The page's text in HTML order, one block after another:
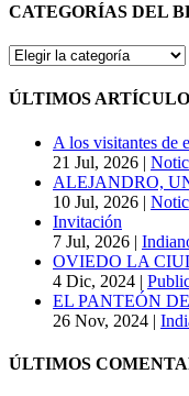
CATEGORÍAS DEL
CATEGORÍAS
BLOG
ÚLTIMOS
A los visitantes de
21 Jul, 2026 |
ALEJANDRO,
10 Jul, 2026 |
Invitación
7 Jul, 2026 |
OVIEDO LA
4 Dic, 2024 |
EL PANTEÓN
26 Nov, 2024 |
ÚLTIMOS